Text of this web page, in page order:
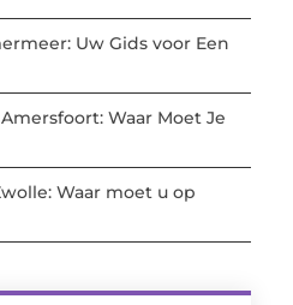
Uw Gids voor Een
Waar Moet Je
Waar moet u op